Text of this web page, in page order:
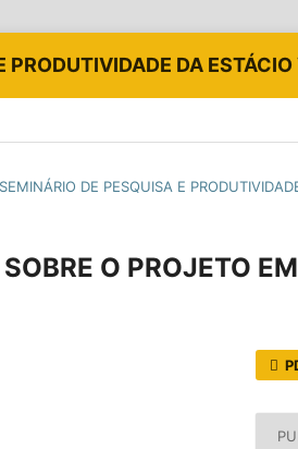
PRODUTIVIDADE DA
DE PESQUISA E
O PROJETO